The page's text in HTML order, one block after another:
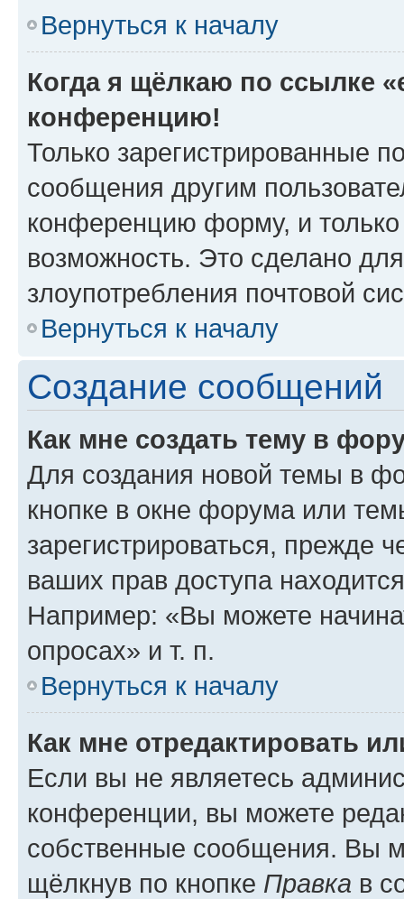
Вернуться к началу
Когда я щёлкаю по ссылке
конференцию!
Только зарегистрированные
сообщения другим
конференцию форму, и
возможность. Это сделано
злоупотребления почтовой
Вернуться к началу
Создание сообщений
Как мне создать тему в
Для создания новой темы в
кнопке в окне форума или
зарегистрироваться, прежде
ваших прав доступа
Например: «Вы можете
опросах» и т. п.
Вернуться к началу
Как мне отредактировать
Если вы не являетесь
конференции, вы можете
собственные сообщения. Вы
щёлкнув по кнопке Правка в